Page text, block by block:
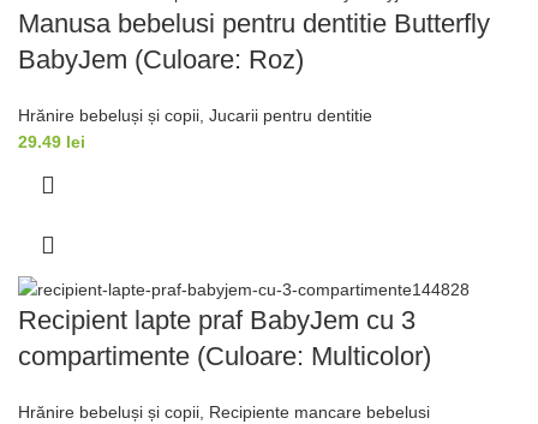
Manusa bebelusi pentru dentitie Butterfly
BabyJem (Culoare: Roz)
Hrănire bebeluși și copii Jucarii pentru dentitie
29.49 lei
Recipient lapte praf BabyJem cu 3
compartimente (Culoare: Multicolor)
Hrănire bebeluși și copii Recipiente mancare bebelusi